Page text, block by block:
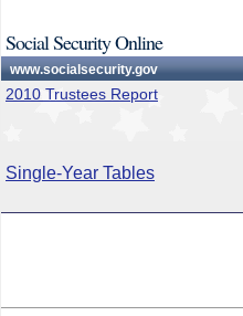
Social Security Online
www.socialsecurity.gov
2010 Trustees Report
Single-Year Tables